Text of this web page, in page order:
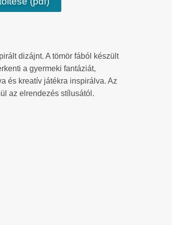
dizájnt. A tömör fából készült
a gyermeki fantáziát,
és kreatív játékra inspirálva. Az
az elrendezés stílusától.